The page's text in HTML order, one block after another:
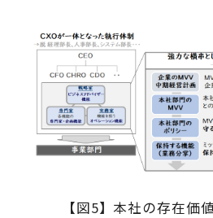
【図5】本社の存在価